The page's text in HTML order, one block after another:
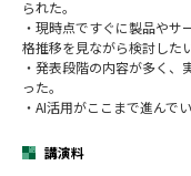
られた。
・現時点ですぐに製品や
格推移を見ながら検討したい
・発表段階の内容が多く、
った。
・AI活用がここまで進んで
講演料